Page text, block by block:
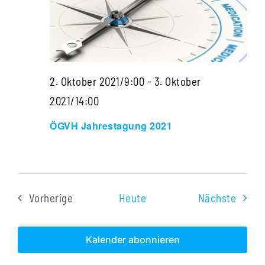
ÖGVH Jahrestagung 2021
2. Oktober 2021/9:00 - 3. Oktober
2021/14:00
Vorherige
Heute Nächste
Kalender abonnieren